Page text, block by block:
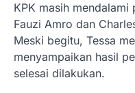
KPK masih
Fauzi Amro dan
Meski begitu, Tessa
menyampaikan hasil
selesai dilakukan.